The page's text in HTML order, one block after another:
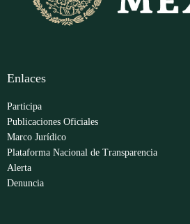
Enlaces
Participa
Publicaciones Oficiales
Marco Jurídico
Plataforma Nacional de Transparencia
Alerta
Denuncia